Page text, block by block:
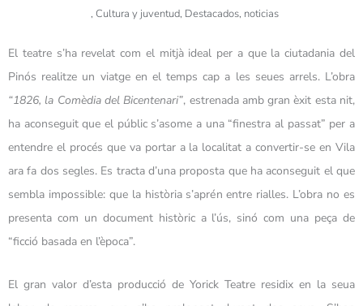
, Cultura y juventud, Destacados, noticias
El teatre s’ha revelat com el mitjà ideal per a que la ciutadania del
Pinós realitze un viatge en el temps cap a les seues arrels. L’obra
“1826, la Comèdia del Bicentenari”, estrenada amb gran èxit esta nit,
ha aconseguit que el públic s’asome a una “finestra al passat” per a
entendre el procés que va portar a la localitat a convertir-se en Vila
ara fa dos segles. Es tracta d’una proposta que ha aconseguit el que
sembla impossible: que la història s’aprén entre rialles. L’obra no es
presenta com un document històric a l’ús, sinó com una peça de
“ficció basada en l’època”.
El gran valor d’esta producció de Yorick Teatre residix en la seua